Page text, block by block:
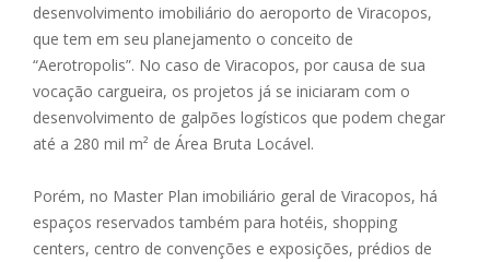
desenvolvimento imobiliário do aeroporto de Viracopos,
que tem em seu planejamento o conceito de
“Aerotropolis”. No caso de Viracopos, por causa de sua
vocação cargueira, os projetos já se iniciaram com o
desenvolvimento de galpões logísticos que podem chegar
até a 280 mil m² de Área Bruta Locável.
Porém, no Master Plan imobiliário geral de Viracopos, há
espaços reservados também para hotéis, shopping
centers, centro de convenções e exposições, prédios de